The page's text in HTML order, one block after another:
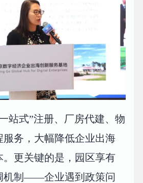
站式”注册、厂房代建、物
服务，大幅降低企业出海
。更关键的是，园区享有
机制——企业遇到政策问